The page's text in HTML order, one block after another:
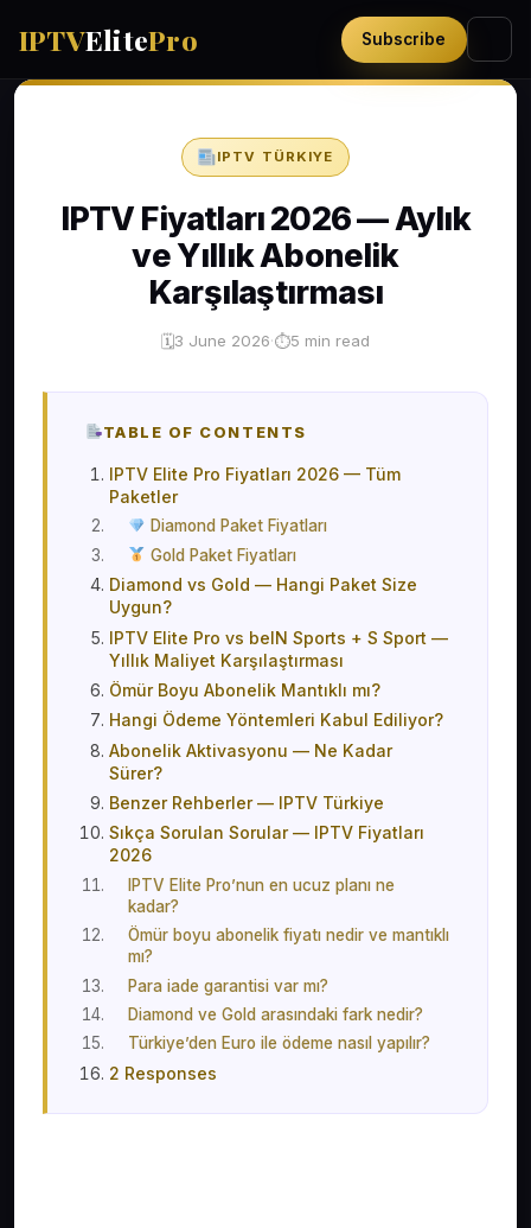
IPTVElitePro Subscribe
IPTV TÜRKIYE
IPTV Fiyatları 2026 — Aylık
ve Yıllık Abonelik
Karşılaştırması
🗓3 June 2026·⏱5 min read
TABLE OF CONTENTS
IPTV Elite Pro Fiyatları 2026 — Tüm
Paketler
Diamond Paket Fiyatları
Gold Paket Fiyatları
Diamond vs Gold — Hangi Paket Size
Uygun?
IPTV Elite Pro vs beIN Sports + S Sport —
Yıllık Maliyet Karşılaştırması
Ömür Boyu Abonelik Mantıklı mı?
Hangi Ödeme Yöntemleri Kabul Ediliyor?
Abonelik Aktivasyonu — Ne Kadar
Sürer?
Benzer Rehberler — IPTV Türkiye
Sıkça Sorulan Sorular — IPTV Fiyatları
2026
IPTV Elite Pro’nun en ucuz planı ne
kadar?
Ömür boyu abonelik fiyatı nedir ve mantıklı
mı?
Para iade garantisi var mı?
Diamond ve Gold arasındaki fark nedir?
Türkiye’den Euro ile ödeme nasıl yapılır?
2 Responses